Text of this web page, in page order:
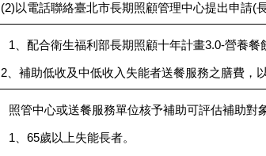
(2)以電話聯絡臺北市長期照顧管理中心提出申請(
1、配合衛生福利部長期照顧十年計畫3.0-營養
2、補助低收及中低收入失能者送餐服務之膳費，
照管中心或送餐服務單位核予補助可評估補助對
1、65歲以上失能長者。